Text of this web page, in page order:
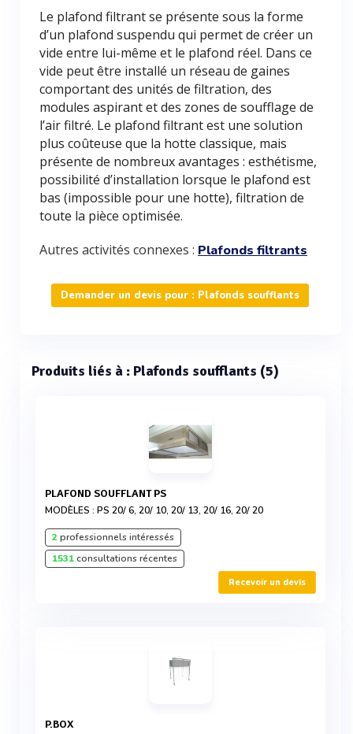
Le plafond filtrant se présente sous la forme
d’un plafond suspendu qui permet de créer un
vide entre lui-même et le plafond réel. Dans ce
vide peut être installé un réseau de gaines
comportant des unités de filtration, des
modules aspirant et des zones de soufflage de
l’air filtré. Le plafond filtrant est une solution
plus coûteuse que la hotte classique, mais
présente de nombreux avantages : esthétisme,
possibilité d’installation lorsque le plafond est
bas (impossible pour une hotte), filtration de
toute la pièce optimisée.
Autres activités connexes : Plafonds filtrants
Demander un devis pour : Plafonds soufflants
Produits liés à : Plafonds soufflants (5)
PLAFOND SOUFFLANT PS
MODÈLES : PS 20/ 6, 20/ 10, 20/ 13, 20/ 16, 20/ 20
2professionnels intéressés
1531consultations récentes
Recevoir un devis
P.BOX